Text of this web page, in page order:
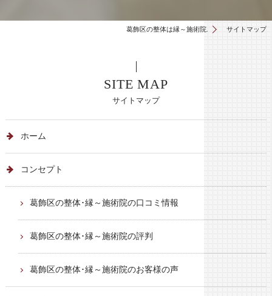
葛飾区の整体は縁～施術院. サイトマップ
サイトマップ
SITE MAP
ホーム
コンセプト
葛飾区の整体･縁～施術院の口コミ情報
葛飾区の整体･縁～施術院の評判
葛飾区の整体･縁～施術院のお客様の声